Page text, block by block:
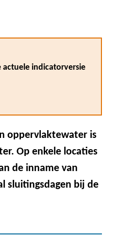
indicatorversie
oppervlaktewater is
Op enkele locaties
de inname van
sluitingsdagen bij de